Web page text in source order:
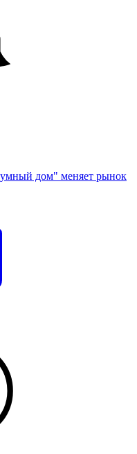
дом" меняет рынок